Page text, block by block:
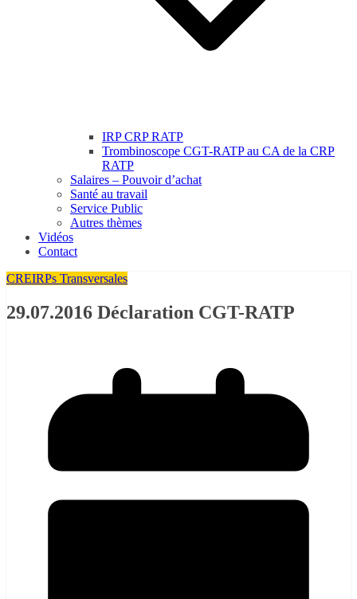
IRP CRP RATP
Trombinoscope CGT-RATP au CA de la CRP
RATP
Salaires – Pouvoir d’achat
Santé au travail
Service Public
Autres thèmes
Vidéos
Contact
CREIRPs Transversales
29.07.2016 Déclaration CGT-RATP